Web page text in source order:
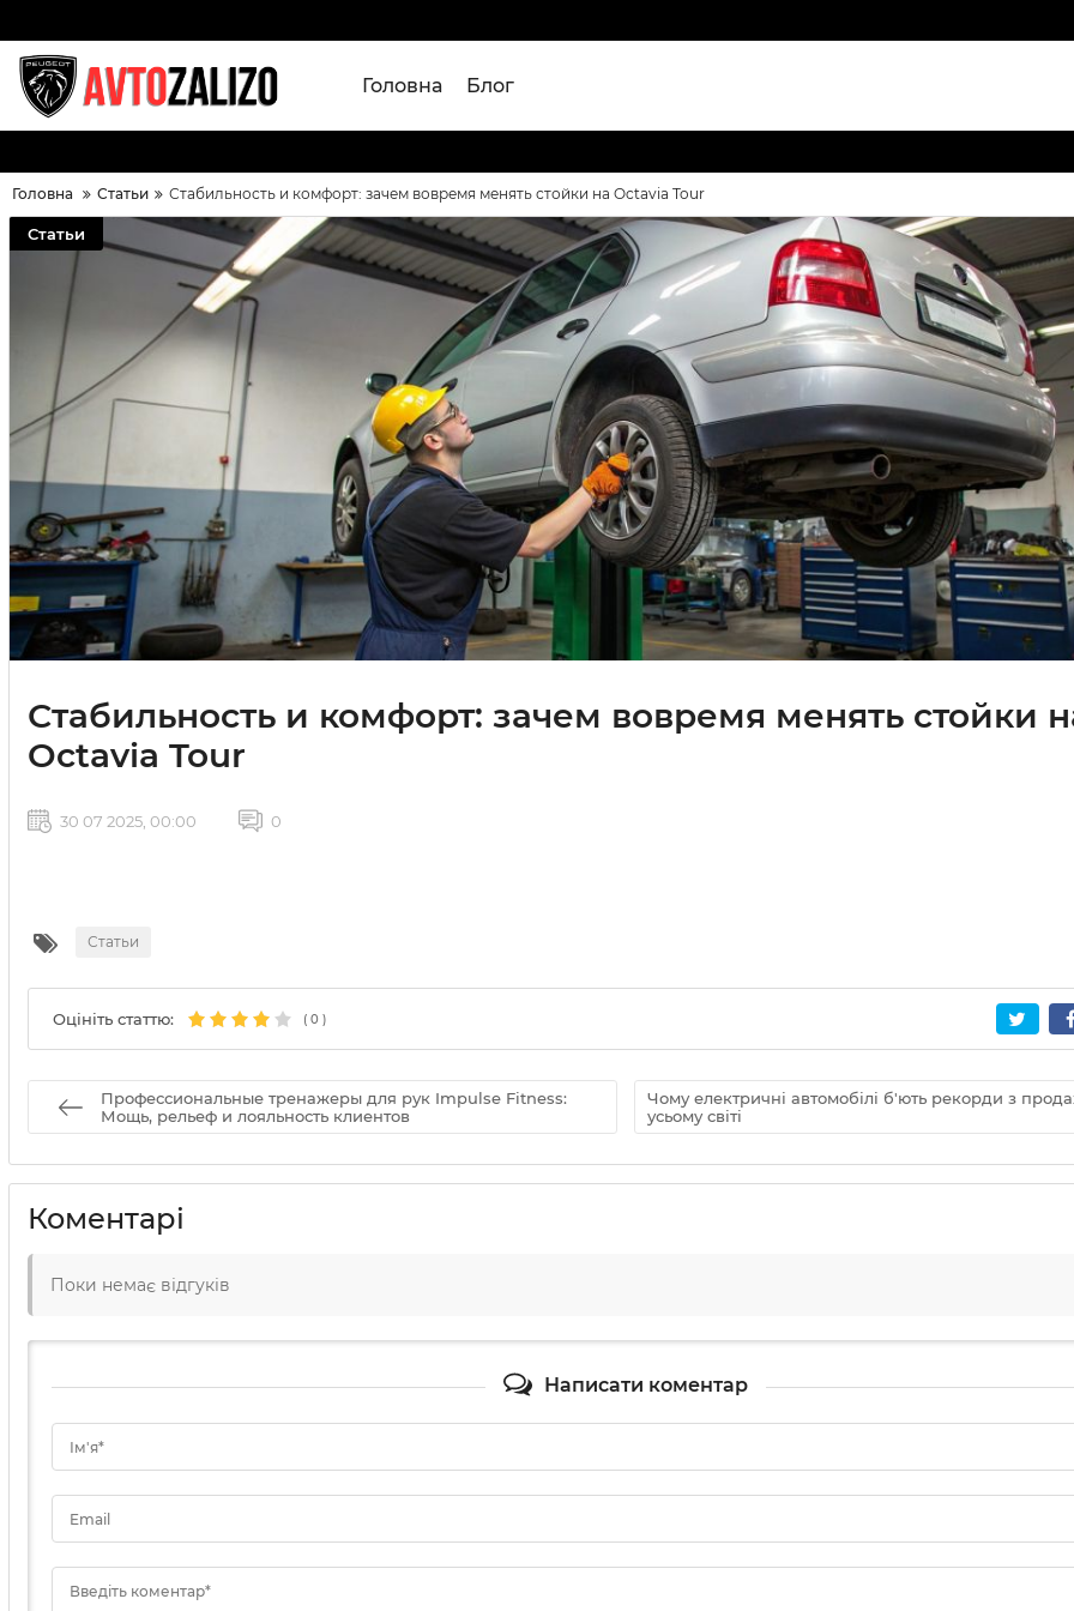
Головна Блог
Головна Статьи Стабильность и комфорт: зачем вовремя менять стойки на Octavia Tour
Статьи
Стабильность и комфорт: зачем вовремя менять стойки
Octavia Tour
30 07 2025, 00:00 0
Статьи
Оцініть статтю: ( 0 )
Профессиональные тренажеры для рук Impulse Fitness:
Мощь, рельеф и лояльность клиентов
Чому електричні автомобілі б'ють рекорди з
усьому світі
Коментарі
Поки немає відгуків
Написати коментар
Ім'я*
Email
Введіть коментар*